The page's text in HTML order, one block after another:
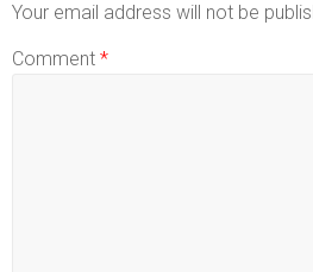
Your email address will not be
Comment *